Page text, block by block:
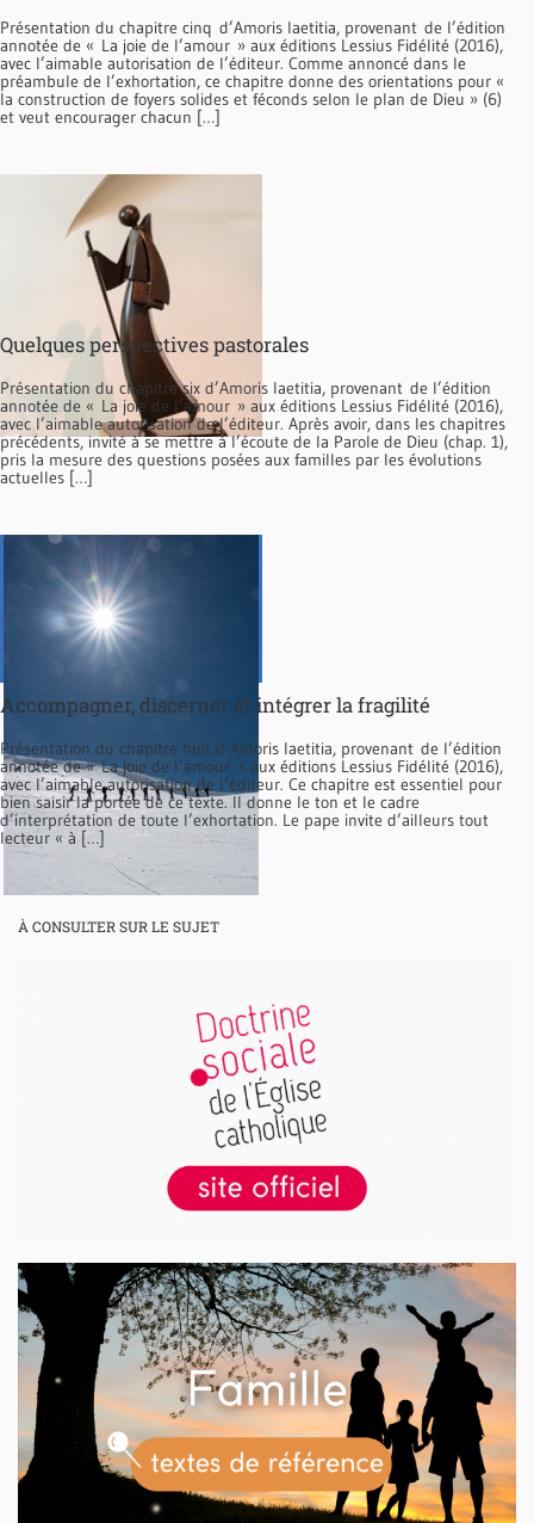
Présentation du chapitre cinq d’Amoris laetitia, provenant de l’édition
annotée de « La joie de l’amour » aux éditions Lessius Fidélité (2016),
avec l’aimable autorisation de l’éditeur. Comme annoncé dans le
préambule de l’exhortation, ce chapitre donne des orientations pour «
la construction de foyers solides et féconds selon le plan de Dieu » (6)
et veut encourager chacun […]
Quelques perspectives pastorales
Présentation du chapitre six d’Amoris laetitia, provenant de l’édition
annotée de « La joie de l’amour » aux éditions Lessius Fidélité (2016),
avec l’aimable autorisation de l’éditeur. Après avoir, dans les chapitres
précédents, invité à se mettre à l’écoute de la Parole de Dieu (chap. 1),
pris la mesure des questions posées aux familles par les évolutions
actuelles […]
Accompagner, discerner et intégrer la fragilité
Présentation du chapitre huit d’Amoris laetitia, provenant de l’édition
annotée de « La joie de l’amour » aux éditions Lessius Fidélité (2016),
avec l’aimable autorisation de l’éditeur. Ce chapitre est essentiel pour
bien saisir la portée de ce texte. Il donne le ton et le cadre
d’interprétation de toute l’exhortation. Le pape invite d’ailleurs tout
lecteur « à […]
À CONSULTER SUR LE SUJET